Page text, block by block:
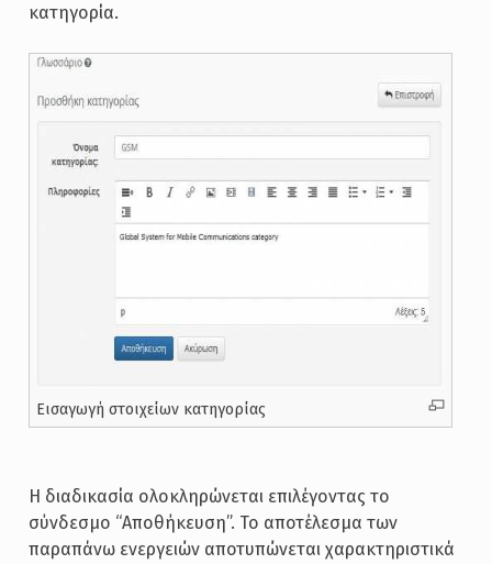
κατηγορία.
Εισαγωγή στοιχείων κατηγορίας
Η διαδικασία ολοκληρώνεται επιλέγοντας το
σύνδεσμο “Aποθήκευση”. Το αποτέλεσμα των
παραπάνω ενεργειών αποτυπώνεται χαρακτηριστικά